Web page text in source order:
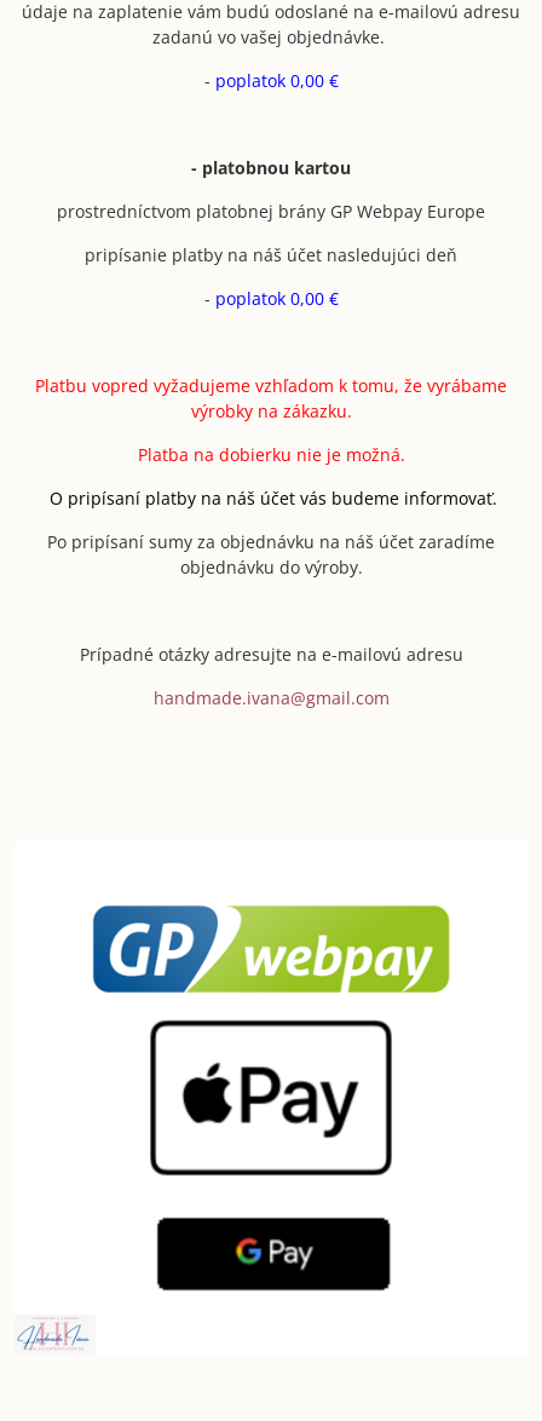
údaje na zaplatenie vám budú odoslané na e-mailovú adresu
zadanú vo vašej objednávke.
- poplatok 0,00 €
- platobnou kartou
prostredníctvom platobnej brány GP Webpay Europe
pripísanie platby na náš účet nasledujúci deň
- poplatok 0,00 €
Platbu vopred vyžadujeme vzhľadom k tomu, že vyrábame
výrobky na zákazku.
Platba na dobierku nie je možná.
O pripísaní platby na náš účet vás budeme informovať.
Po pripísaní sumy za objednávku na náš účet zaradíme
objednávku do výroby.
Prípadné otázky adresujte na e-mailovú adresu
handmade.ivana@gmail.com